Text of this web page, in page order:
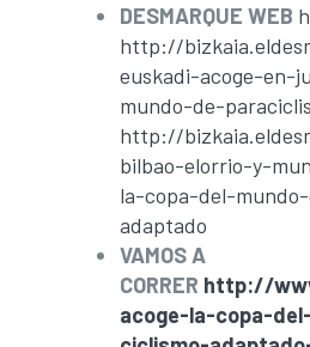
DESMARQUE WEB
http://
euskadi-acoge-en-
mundo-de-
http://
bilbao-elorrio-y-
la-copa-del-
adaptado
VAMOS A
CORRER http://
acoge-la-copa-